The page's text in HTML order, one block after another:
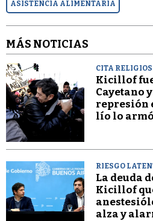
ASISTENCIA ALIMENTARIA
MÁS NOTICIAS
CITA
Kicillof
Cayetano
represión
lío lo
RIESGO
La deuda
Kicillof
alza y